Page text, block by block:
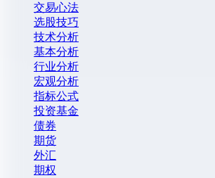
交易心法
选股技巧
技术分析
基本分析
行业分析
宏观分析
指标公式
投资基金
债券
期货
外汇
期权